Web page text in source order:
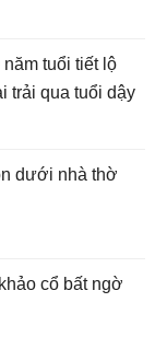
tuổi tiết lộ
trải qua tuổi dậy
dưới nhà thờ
cổ bất ngờ